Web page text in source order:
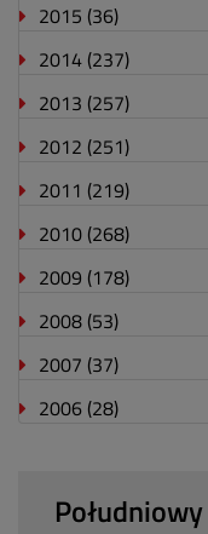
2015 (36)
2014 (237)
2013 (257)
2012 (251)
2011 (219)
2010 (268)
2009 (178)
2008 (53)
2007 (37)
2006 (28)